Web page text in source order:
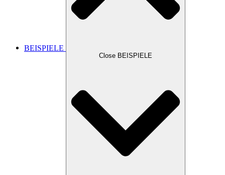
BEISPIELE
Close BEISPIELE